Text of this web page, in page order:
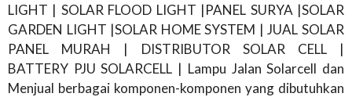
LIGHT | SOLAR FLOOD LIGHT |PANEL SURYA |SOLAR
GARDEN LIGHT |SOLAR HOME SYSTEM | JUAL SOLAR
PANEL MURAH | DISTRIBUTOR SOLAR CELL |
BATTERY PJU SOLARCELL | Lampu Jalan Solarcell dan
Menjual berbagai komponen-komponen yang dibutuhkan